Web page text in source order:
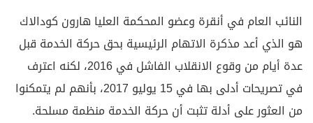
النائب العام في أنقرة وعضو المحكمة العليا هارون كودالاك
هو الذي أعد مذكرة الاتهام الرئيسية بحق حركة الخدمة قبل
عدة أيام من وقوع الانقلاب الفاشل في 2016، لكنه اعترف
في تصريحات أدلى بها في 15 يوليو 2017، بأنهم لم يتمكنوا
من العثور على أدلة تثبت أن حركة الخدمة منظمة مسلحة.